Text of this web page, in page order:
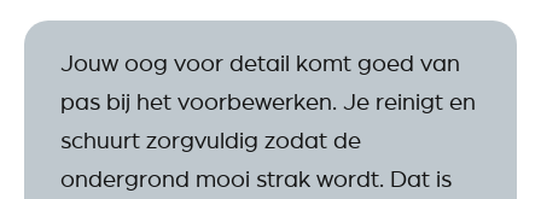
Jouw oog voor detail komt goed van
pas bij het voorbewerken. Je reinigt en
schuurt zorgvuldig zodat de
ondergrond mooi strak wordt. Dat is